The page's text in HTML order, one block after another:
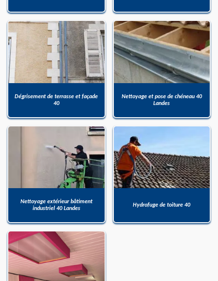
Dégrisement de terrasse et façade
40
Nettoyage et pose de chéneau 40
Landes
Nettoyage extérieur bâtiment
industriel 40 Landes
Hydrofuge de toiture 40